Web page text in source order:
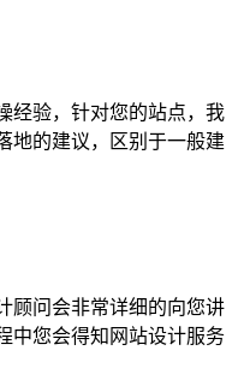
经验，针对您的站点，我
地的建议，区别于一般建
顾问会非常详细的向您讲
中您会得知网站设计服务